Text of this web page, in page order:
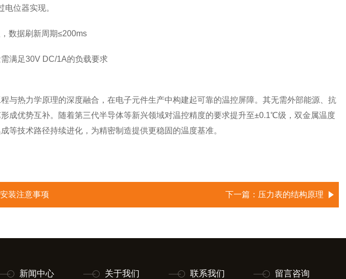
位器实现。
数据刷新周期≤200ms
满足30V DC/1A的负载要求
热力学原理的深度融合，在电子元件生产中构建起可靠的温控屏障。其无需外部能源、抗
成优势互补。随着第三代半导体等新兴领域对温控精度的要求提升至±0.1℃级，双金属温度
等技术路径持续进化，为精密制造提供更稳固的温度基准。
装注意事项 下一篇： 压力表的结构原理
新闻中心 关于我们 联系我们 留言咨询